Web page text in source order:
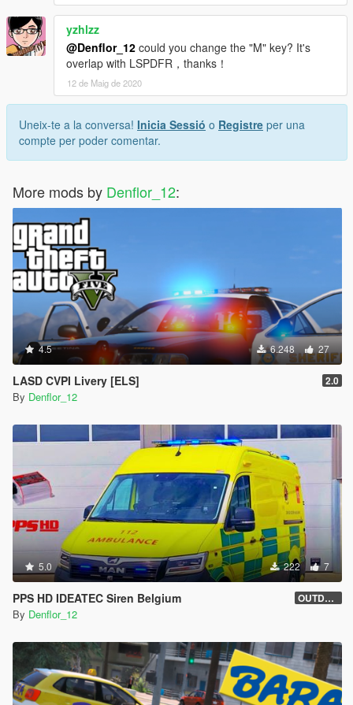
yzhlzz
@Denflor_12 could you change the "M" key? It's
overlap with LSPDFR，thanks！
12 de Maig de 2020
Uneix-te a la conversa! Inicia Sessió o Registre per una
compte per poder comentar.
More mods by Denflor_12:
4.5 6.248 27
LASD CVPI Livery [ELS] 2.0
By Denflor_12
5.0 222 7
PPS HD IDEATEC Siren Belgium OUTDATED
By Denflor_12